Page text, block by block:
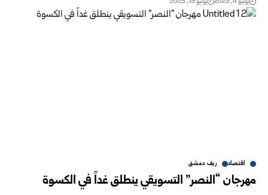
اقتصاد ريف دمشق
مهرجان “النصر” التسويقي ينطلق غداً في الكسوة